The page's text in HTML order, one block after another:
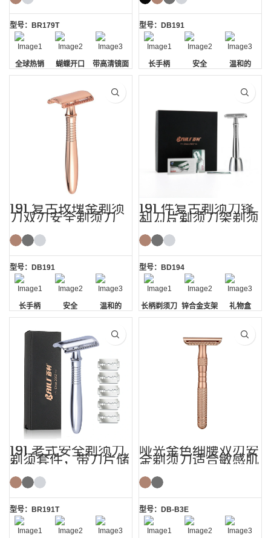
型号：BR179T
全球热销 蝴蝶开口
带高清镜面
的外壳
型号：DB191
长手柄 安全 温和的
191 复古玫瑰金剃须
刀双刃安全剃须刀
型号：DB191
长手柄 安全 温和的
191 件复古剃须刀锋
利刀片剃须刀架剃须
套件礼品
型号：BD194
长柄剃须刀 锌合金支架 礼物盒
191 老式安全剃须刀
剃须套件，带刀片储
物盒
型号：BR191T
哑光金色细腰双刃安
全剃须刀适合敏感肌
肤
型号：DB-B3E